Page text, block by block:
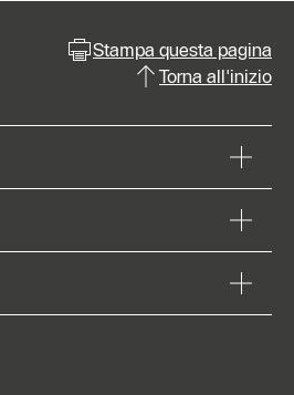
Stampa questa pagina
Torna all'inizio